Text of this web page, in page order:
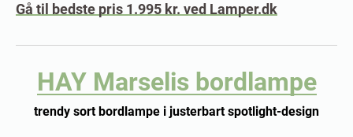
Gå til bedste pris 1.995 kr. ved Lamper.dk
HAY Marselis bordlampe
trendy sort bordlampe i justerbart spotlight-design